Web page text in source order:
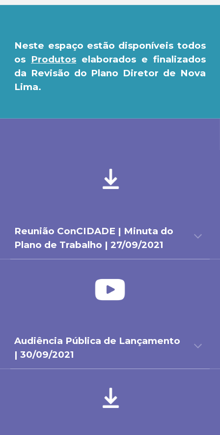
Neste espaço estão disponíveis todos
os Produtos elaborados e finalizados
da Revisão do Plano Diretor de Nova
Lima.
Reunião ConCIDADE | Minuta do
Plano de Trabalho | 27/09/2021
Audiência Pública de Lançamento
| 30/09/2021